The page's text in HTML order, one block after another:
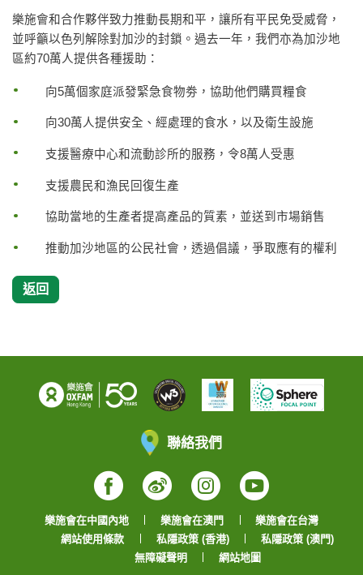
樂施會和合作夥伴致力推動長期和平，讓所有平民免受威脅，
並呼籲以色列解除對加沙的封鎖。過去一年，我們亦為加沙地
區約70萬人提供各種援助：
向5萬個家庭派發緊急食物劵，協助他們購買糧食
向30萬人提供安全、經處理的食水，以及衛生設施
支援醫療中心和流動診所的服務，令8萬人受惠
支援農民和漁民回復生產
協助當地的生產者提高產品的質素，並送到市場銷售
推動加沙地區的公民社會，透過倡議，爭取應有的權利
返回
聯絡我們
Facebook
WeiboInstagram
YouTube
樂施會在中國內地 樂施會在澳門
樂施會在台灣
網站使用條款
私隱政策 (香港)
私隱政策 (澳門)
無障礙聲明
網站地圖